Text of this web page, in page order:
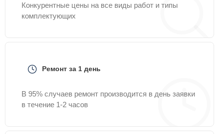
Конкурентные цены на все виды работ и типы
комплектующих
Ремонт за 1 день
В 95% случаев ремонт производится в день заявки
в течение 1-2 часов